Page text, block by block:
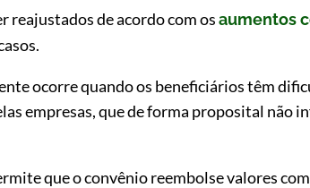
reajustados de acordo com osaumentos
ocorre quando os beneficiários têm
empresas, que de forma proposital não
que o convênio reembolse valores